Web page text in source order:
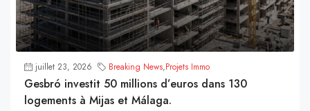
juillet 23, 2026 Breaking News,Projets Immo
Gesbró investit 50 millions d’euros dans 130
logements à Mijas et Málaga.